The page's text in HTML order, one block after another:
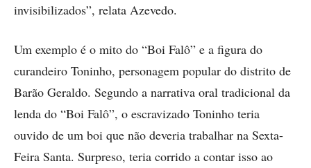
invisibilizados”, relata Azevedo.
Um exemplo é o mito do “Boi Falô” e a figura do
curandeiro Toninho, personagem popular do distrito de
Barão Geraldo. Segundo a narrativa oral tradicional da
lenda do “Boi Falô”, o escravizado Toninho teria
ouvido de um boi que não deveria trabalhar na Sexta-
Feira Santa. Surpreso, teria corrido a contar isso ao